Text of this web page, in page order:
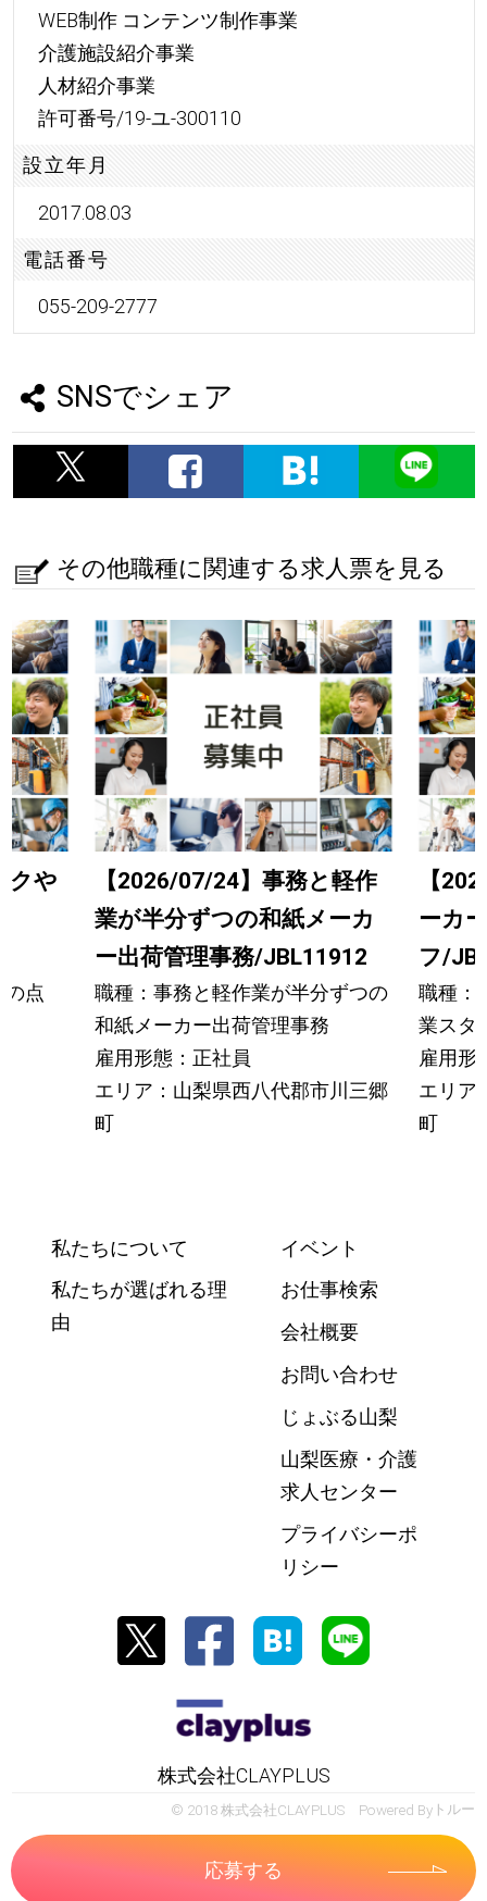
WEB制作 コンテンツ制作事業
介護施設紹介事業
人材紹介事業
許可番号/19-ユ-300110
設立年月
2017.08.03
電話番号
055-209-2777
SNSでシェア
その他職種に関連する求人票を見る
クや
の点
【2026/07/24】事務と軽作
業が半分ずつの和紙メーカ
ー出荷管理事務/JBL11912
職種：事務と軽作業が半分ずつの
和紙メーカー出荷管理事務
雇用形態：正社員
エリア：山梨県西八代郡市川三郷
町
【
ーカ
フ/
職種：
業スタ
雇用形
エリア
町
応募する
私たちについて
私たちが選ばれる理
由
イベント
お仕事検索
会社概要
お問い合わせ
じょぶる山梨
山梨医療・介護
求人センター
プライバシーポ
リシー
株式会社CLAYPLUS
© 2018 株式会社CLAYPLUS Powered Byトルー